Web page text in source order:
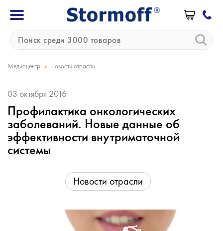
Медиацентр » Новости отрасли
03 октября 2016
Профилактика онкологических
заболеваний. Новые данные об
эффективности внутриматочной
системы
Новости отрасли